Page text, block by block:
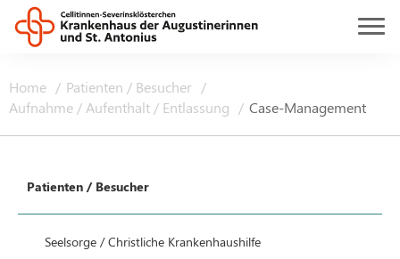
Home
Patienten / Besucher
Aufnahme / Aufenthalt / Entlassung
Case-Management
Patienten / Besucher
Seelsorge / Christliche Krankenhaushilfe